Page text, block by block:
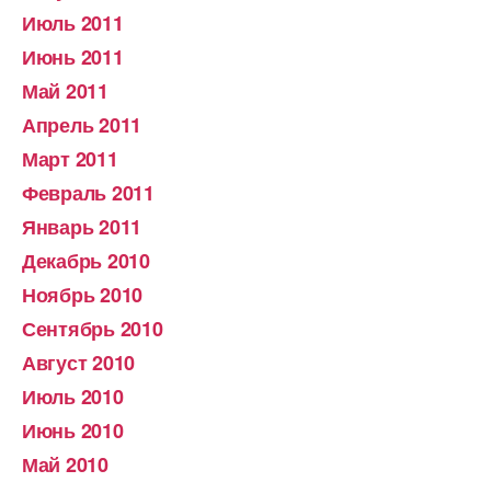
Июль 2011
Июнь 2011
Май 2011
Апрель 2011
Март 2011
Февраль 2011
Январь 2011
Декабрь 2010
Ноябрь 2010
Сентябрь 2010
Август 2010
Июль 2010
Июнь 2010
Май 2010